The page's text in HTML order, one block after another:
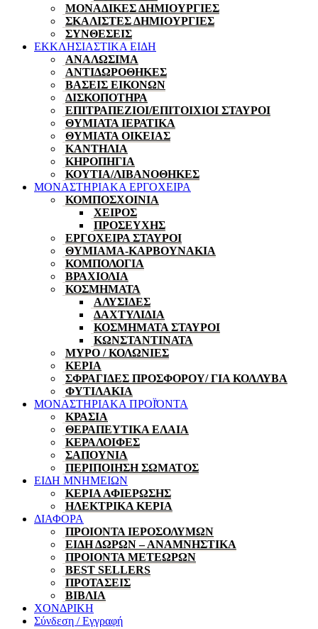
ΜΟΝΑΔΙΚΕΣ ΔΗΜΙΟΥΡΓΙΕΣ
ΣΚΑΛΙΣΤΕΣ ΔΗΜΙΟΥΡΓΙΕΣ
ΣΥΝΘΕΣΕΙΣ
ΕΚΚΛΗΣΙΑΣΤΙΚΑ ΕΙΔΗ
ΑΝΑΛΩΣΙΜΑ
ΑΝΤΙΔΩΡΟΘΗΚΕΣ
ΒΑΣΕΙΣ ΕΙΚΟΝΩΝ
ΔΙΣΚΟΠΟΤΗΡΑ
ΕΠΙΤΡΑΠΕΖΙΟΙ/ΕΠΙΤΟΙΧΙΟΙ ΣΤΑΥΡΟΙ
ΘΥΜΙΑΤΑ ΙΕΡΑΤΙΚΑ
ΘΥΜΙΑΤΑ ΟΙΚΕΙΑΣ
ΚΑΝΤΗΛΙΑ
ΚΗΡΟΠΗΓΙΑ
ΚΟΥΤΙΑ/ΛΙΒΑΝΟΘΗΚΕΣ
ΜΟΝΑΣΤΗΡΙΑΚΑ ΕΡΓΟΧΕΙΡΑ
ΚΟΜΠΟΣΧΟΙΝΙΑ
ΧΕΙΡΟΣ
ΠΡΟΣΕΥΧΗΣ
ΕΡΓΟΧΕΙΡΑ ΣΤΑΥΡΟΙ
ΘΥΜΙΑΜΑ-ΚΑΡΒΟΥΝΑΚΙΑ
ΚΟΜΠΟΛΟΓΙΑ
ΒΡΑΧΙΟΛΙΑ
ΚΟΣΜΗΜΑΤΑ
ΑΛΥΣΙΔΕΣ
ΔΑΧΤΥΛΙΔΙΑ
ΚΟΣΜΗΜΑΤΑ ΣΤΑΥΡΟΙ
ΚΩΝΣΤΑΝΤΙΝΑΤΑ
ΜΥΡΟ / ΚΟΛΩΝΙΕΣ
ΚΕΡΙΑ
ΣΦΡΑΓΙΔΕΣ ΠΡΟΣΦΟΡΟΥ/ ΓΙΑ ΚΟΛΛΥΒΑ
ΦΥΤΙΛΑΚΙΑ
ΜΟΝΑΣΤΗΡΙΑΚΑ ΠΡΟΪΌΝΤΑ
ΚΡΑΣΙΑ
ΘΕΡΑΠΕΥΤΙΚΑ ΕΛΑΙΑ
ΚΕΡΑΛΟΙΦΕΣ
ΣΑΠΟΥΝΙΑ
ΠΕΡΙΠΟΙΗΣΗ ΣΩΜΑΤΟΣ
ΕΙΔΗ ΜΝΗΜΕΙΩΝ
ΚΕΡΙΑ ΑΦΙΕΡΩΣΗΣ
ΗΛΕΚΤΡΙΚΑ ΚΕΡΙΑ
ΔΙΑΦΟΡΑ
ΠΡΟΙΟΝΤΑ ΙΕΡΟΣΟΛΥΜΩΝ
ΕΙΔΗ ΔΩΡΩΝ – ΑΝΑΜΝΗΣΤΙΚΑ
ΠΡΟΙΟΝΤΑ ΜΕΤΕΩΡΩΝ
BEST SELLERS
ΠΡΟΤΑΣΕΙΣ
ΒΙΒΛΙΑ
ΧΟΝΔΡΙΚΗ
Σύνδεση / Εγγραφή